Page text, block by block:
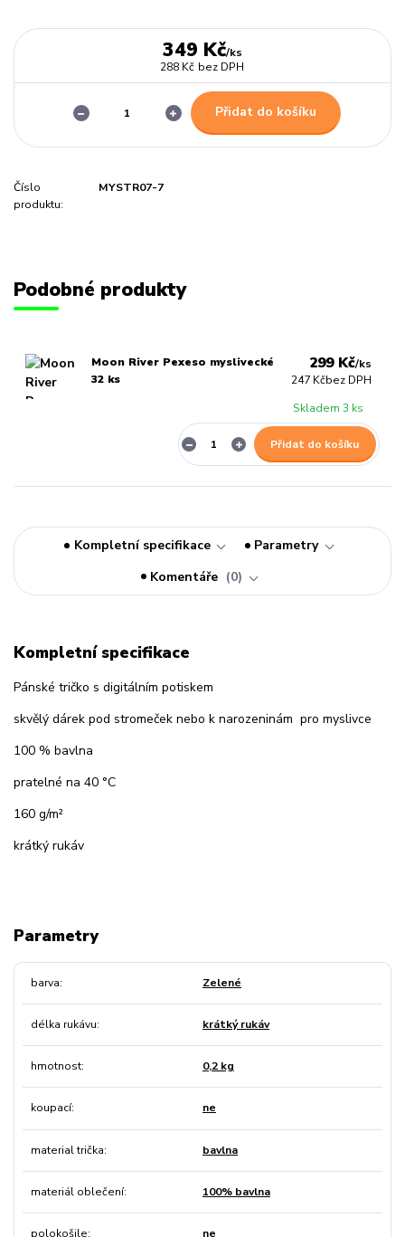
349 Kč/ks
288 Kč bez DPH
Přidat do košíku
Číslo
produktu:
MYSTR07-7
Podobné produkty
Moon River Pexeso myslivecké
32 ks
299 Kč/ks
247 Kčbez DPH
Skladem 3 ks
Přidat do košíku
Kompletní specifikace
Parametry
Komentáře
0
Kompletní specifikace
Pánské tričko s digitálním potiskem
skvělý dárek pod stromeček nebo k narozeninám pro myslivce
100 % bavlna
pratelné na 40 °C
160 g/m²
krátký rukáv
Parametry
barva Zelené
délka rukávu krátký rukáv
hmotnost 0,2 kg
koupací ne
material trička bavlna
materiál oblečení 100% bavlna
polokošile ne